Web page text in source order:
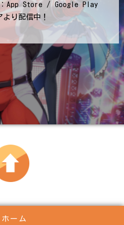
：App Store / Google Play
より配信中！
ホーム